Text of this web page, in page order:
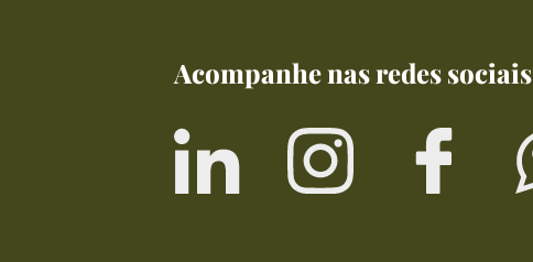
Acompanhe nas redes sociais